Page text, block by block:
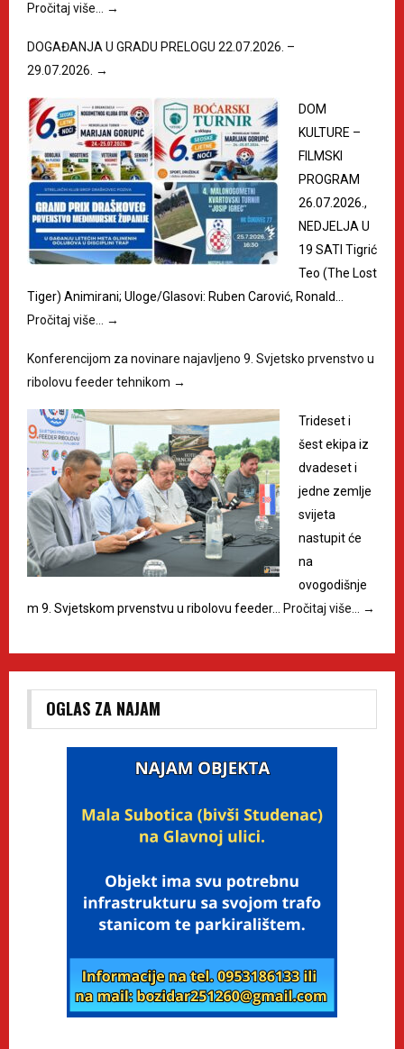
Pročitaj više…
→
DOGAĐANJA U GRADU PRELOGU 22.07.2026. –
29.07.2026. →
DOM
KULTURE –
FILMSKI
PROGRAM
26.07.2026.,
NEDJELJA U
19 SATI Tigrić
Teo (The Lost
Tiger) Animirani; Uloge/Glasovi: Ruben Carović, Ronald…
Pročitaj više…
→
Konferencijom za novinare najavljeno 9. Svjetsko prvenstvo u
ribolovu feeder tehnikom →
Trideset i
šest ekipa iz
dvadeset i
jedne zemlje
svijeta
nastupit će
na
ovogodišnje
m 9. Svjetskom prvenstvu u ribolovu feeder…
Pročitaj više… →
OGLAS ZA NAJAM